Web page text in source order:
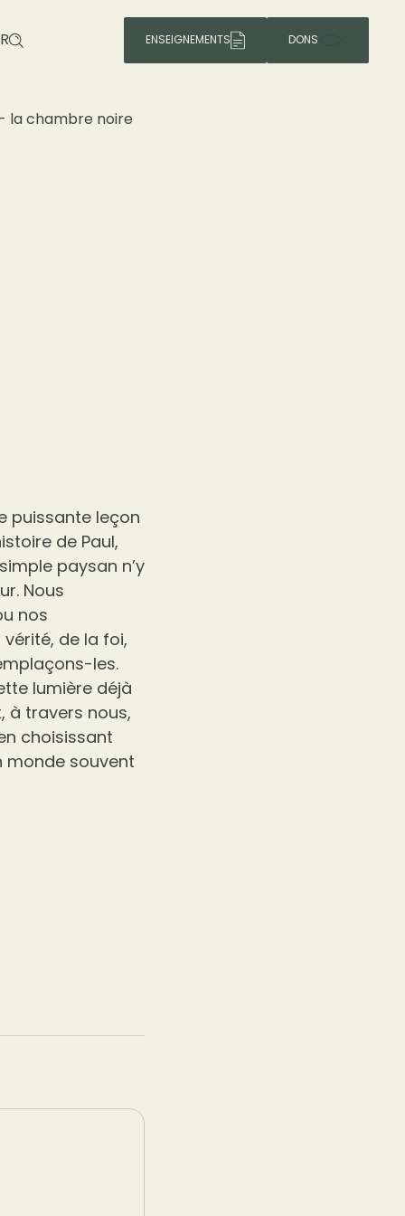
ENSEIGNEMENTS DONS
la chambre noire
puissante leçon
de Paul,
paysan n’y
Nous
nos
de la foi,
les.
lumière déjà
à travers nous,
choisissant
monde souvent